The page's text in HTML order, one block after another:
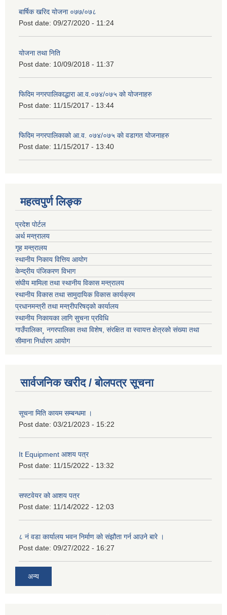
बार्षिक खरिद योजना ०७७/०७८
Post date: 09/27/2020 - 11:24
योजना तथा निति
Post date: 10/09/2018 - 11:37
फिदिम नगरपालिकाद्धारा आ.व.०७४/०७५ को योजनाहरु
Post date: 11/15/2017 - 13:44
फिदिम नगरपालिकाको आ.व. ०७४/०७५ काे वडागत योजनाहरु
Post date: 11/15/2017 - 13:40
महत्वपुर्ण लिङ्क
प्रदेश पोर्टल
अर्थ मन्त्रालय
गृह मन्त्रालय
स्थानीय निकाय वित्तिय आयोग
केन्द्रीय पंजिकरण विभाग
संघीय मामिला तथा स्थानीय विकास मन्त्रालय
स्थानीय विकास तथा सामुदायिक विकास कार्यक्रम
प्रधानमन्त्री तथा मन्त्रीपरिषद्को कार्यालय
स्थानीय निकायका लागि सुचना प्रविधि
गाउँपालिका¸ नगरपालिका तथा विशेष, संरक्षित वा स्वायत्त क्षेत्रको संख्या तथा
सीमाना निर्धारण आयोग
सार्वजनिक खरीद / बोलपत्र सूचना
सूचना मिति कायम सम्बन्धमा ।
Post date: 03/21/2023 - 15:22
It Equipment आशय पत्र
Post date: 11/15/2022 - 13:32
सफ्टवेयर को आशय पत्र
Post date: 11/14/2022 - 12:03
८ नं वडा कार्यालय भवन निर्माण को संझौता गर्न आउने बारे ।
Post date: 09/27/2022 - 16:27
अन्य